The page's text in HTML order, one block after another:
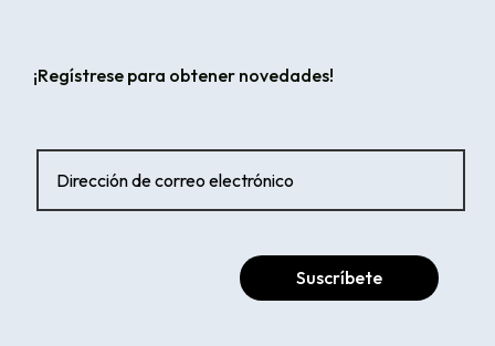
¡Regístrese para obtener novedades!
Suscríbete